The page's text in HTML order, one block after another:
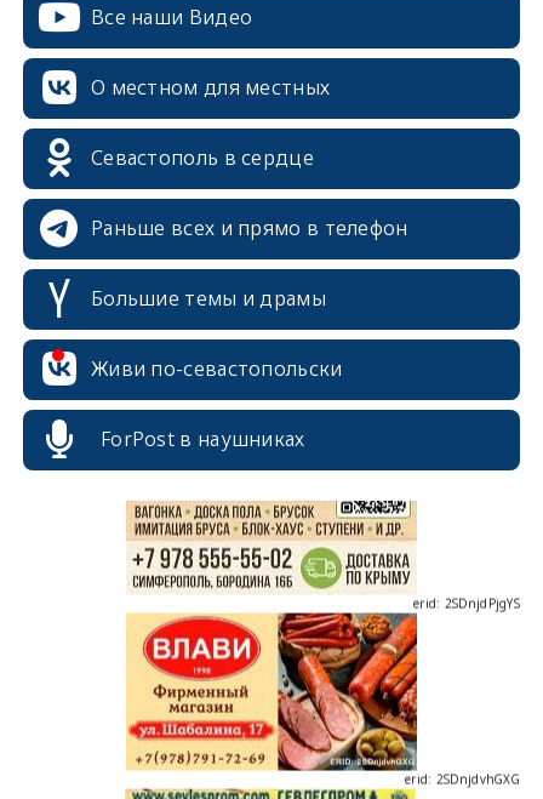
Все наши Видео
О местном для местных
Севастополь в сердце
Раньше всех и прямо в телефон
Большие темы и драмы
Живи по-севастопольски
ForPost в наушниках
erid: 2SDnjdPjgYS
erid: 2SDnjdvhGXG